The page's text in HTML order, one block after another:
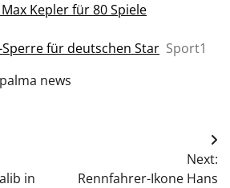
Kepler für 80 Spiele
für deutschen Star Sport1
news
in
Next:
Rennfahrer-Ikone Hans